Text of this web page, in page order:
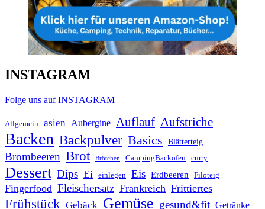
INSTAGRAM
Folge uns auf INSTAGRAM
Allgemein asien Aubergine Auflauf Aufstriche
Backen Backpulver Basics Blätterteig
Brombeeren Brot Brötchen CampingBackofen curry
Dessert Dips Ei einlegen Eis Erdbeeren Filoteig
Fingerfood Fleischersatz Frankreich Frittiertes
Frühstück Gebäck Gemüse gesund&fit Getränke